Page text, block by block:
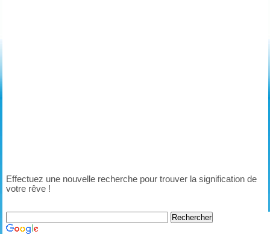
Effectuez une nouvelle recherche pour trouver la signification de
votre rêve !